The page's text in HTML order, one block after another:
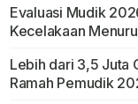
Evaluasi Mudik
Kecelakaan
Lebih dari 3,5 Juta
Ramah Pemudik